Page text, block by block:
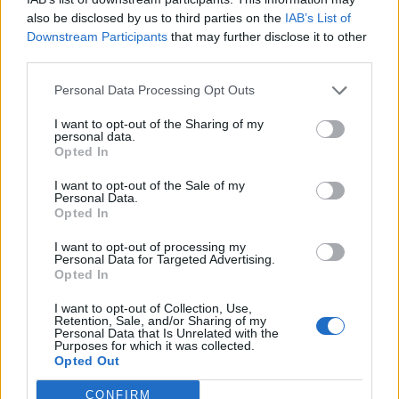
also be disclosed by us to third parties on the IAB’s List of
Downstream Participants that may further disclose it to other
Personal Data Processing Opt Outs
I want to opt-out of the Sharing of my
personal data.
Opted In
I want to opt-out of the Sale of my
Personal Data.
Opted In
I want to opt-out of processing my
Personal Data for Targeted Advertising.
Opted In
I want to opt-out of Collection, Use,
Retention, Sale, and/or Sharing of my
Personal Data that Is Unrelated with the
Purposes for which it was collected.
Opted Out
CONFIRM
archiviare i propri lavori in modo sicuro ed efficiente. Uno dei
principali vantaggi di dispositivi come WD My Passport® è proprio
In conclusione, le unità disco continuano a rappresentare una
nel panorama dello storage. La loro evoluzione tecnologica,
componente indispensabile in un mondo sempre più fondato su dati.
Nell’era del terabyte gli HDD non sono soltanto rilevanti, sono
Ora è chiaro perché le unità disco hanno superato più generazioni
di tecnologie informatiche e smentito le previsioni di obsolescenza.
Gli HDD sono destinati a rimanere nel panorama dell’archiviazione, e
la loro domanda continua a essere forte in numerosi settori. Con